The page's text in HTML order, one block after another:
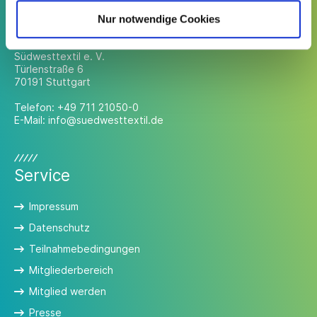
Nur notwendige Cookies
Südwesttextil e. V.
Türlenstraße 6
70191 Stuttgart
Telefon: +49 711 21050-0
E-Mail: info@suedwesttextil.de
Service
Impressum
Datenschutz
Teilnahmebedingungen
Mitgliederbereich
Mitglied werden
Presse